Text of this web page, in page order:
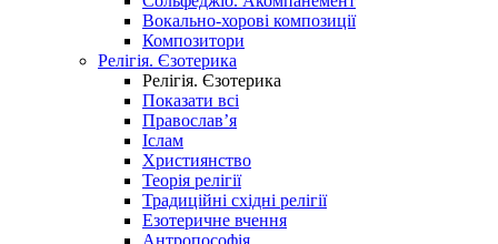
Вокально-хорові композиції
Композитори
Релігія. Єзотерика
Релігія. Єзотерика
Показати всі
Православ’я
Іслам
Християнство
Теорія релігії
Традиційні східні релігії
Езотеричне вчення
Антропософія